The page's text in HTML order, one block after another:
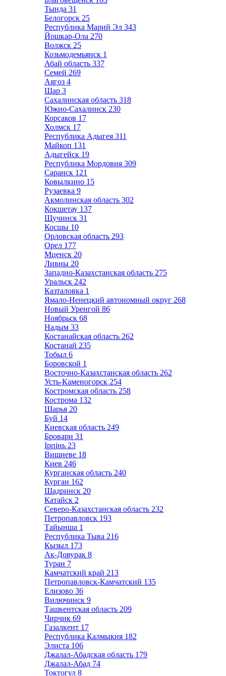
Тында 31
Белогорск 25
Республика Марий Эл 343
Йошкар-Ола 270
Волжск 25
Козьмодемьянск 1
Абай область 337
Семей 269
Аягоз 4
Шар 3
Сахалинская область 318
Южно-Сахалинск 230
Корсаков 17
Холмск 17
Республика Адыгея 311
Майкоп 131
Адыгейск 19
Республика Мордовия 309
Саранск 121
Ковылкино 15
Рузаевка 9
Акмолинская область 302
Кокшетау 137
Щучинск 31
Косшы 10
Орловская область 293
Орел 177
Мценск 20
Ливны 20
Западно-Казахстанская область 275
Уральск 242
Казталовка 1
Ямало-Ненецкий автономный округ 268
Новый Уренгой 86
Ноябрьск 68
Надым 33
Костанайская область 262
Костанай 235
Тобыл 6
Боровской 1
Восточно-Казахстанская область 262
Усть-Каменогорск 254
Костромская область 258
Кострома 132
Шарья 20
Буй 14
Киевская область 249
Бровари 31
Ірпінь 23
Вишневе 18
Киев 246
Курганская область 240
Курган 162
Шадринск 20
Катайск 2
Северо-Казахстанская область 232
Петропавловск 193
Тайынша 1
Республика Тыва 216
Кызыл 173
Ак-Довурак 8
Туран 7
Камчатский край 213
Петропавловск-Камчатский 135
Елизово 36
Вилючинск 9
Ташкентская область 209
Чирчик 69
Газалкент 17
Республика Калмыкия 182
Элиста 106
Джалал-Абадская область 179
Джалал-Абад 74
Токтогул 8